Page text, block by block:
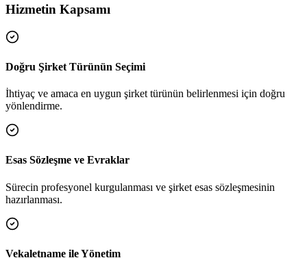
Hizmetin Kapsamı
Doğru Şirket Türünün Seçimi
İhtiyaç ve amaca en uygun şirket türünün belirlenmesi için doğru
yönlendirme.
Esas Sözleşme ve Evraklar
Sürecin profesyonel kurgulanması ve şirket esas sözleşmesinin
hazırlanması.
Vekaletname ile Yönetim